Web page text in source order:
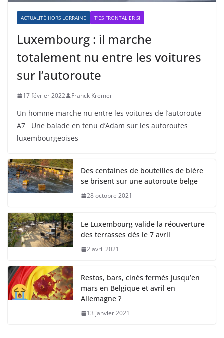
ACTUALITÉ HORS LORRAINE T'ES FRONTALIER SI
Luxembourg : il marche
totalement nu entre les voitures
sur l’autoroute
17 février 2022 Franck Kremer
Un homme marche nu entre les voitures de l’autoroute
A7 Une balade en tenu d’Adam sur les autoroutes
luxembourgeoises
Des centaines de bouteilles de bière
se brisent sur une autoroute belge
28 octobre 2021
Le Luxembourg valide la réouverture
des terrasses dès le 7 avril
2 avril 2021
Restos, bars, cinés fermés jusqu’en
mars en Belgique et avril en
Allemagne ?
13 janvier 2021